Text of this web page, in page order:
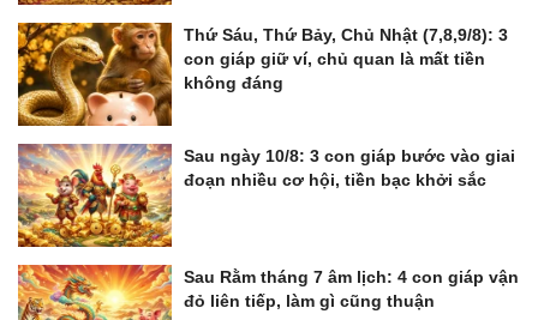
Thứ Sáu, Thứ Bảy, Chủ Nhật (7,8,9/8): 3
con giáp giữ ví, chủ quan là mất tiền
không đáng
Sau ngày 10/8: 3 con giáp bước vào giai
đoạn nhiều cơ hội, tiền bạc khởi sắc
Sau Rằm tháng 7 âm lịch: 4 con giáp vận
đỏ liên tiếp, làm gì cũng thuận